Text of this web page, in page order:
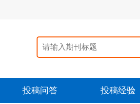
投稿问答 投稿经验